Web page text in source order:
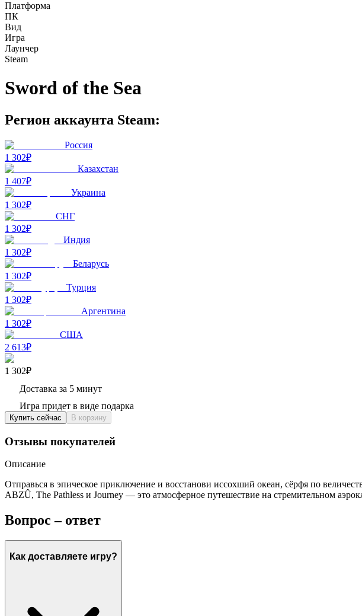
Платформа
ПК
Вид
Игра
Лаунчер
Steam
Sword of the Sea
Регион аккаунта Steam:
Россия
1 302₽
Казахстан
1 407₽
Украина
1 302₽
СНГ
1 302₽
Индия
1 302₽
Беларусь
1 302₽
Турция
1 302₽
Аргентина
1 302₽
США
2 613₽
1 302₽
Доставка за 5 минут
Игра придет в виде подарка
Купить сейчас В корзину
Отзывы покупателей
Описание
Отправься в эпическое приключение и восстанови иссохший океан, сёрфя по
ABZÛ, The Pathless и Journey — это атмосферное путешествие на стремительном
Вопрос – ответ
Как доставляете игру?